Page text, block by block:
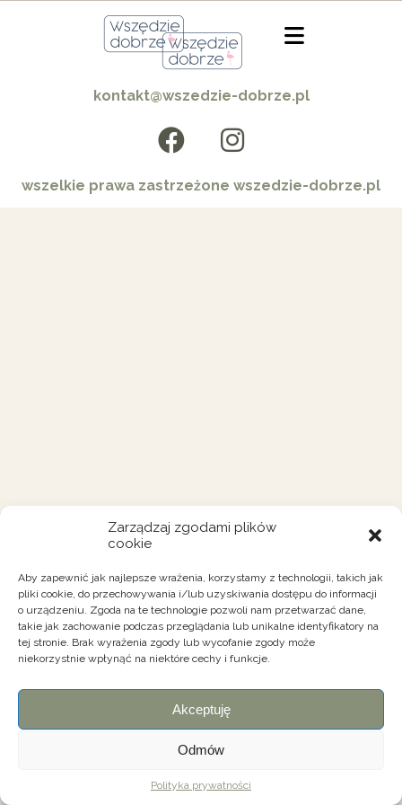
Zarządzaj zgodami plików
cookie
Aby zapewnić jak najlepsze wrażenia, korzystamy z technologii, takich jak
pliki cookie, do przechowywania i/lub uzyskiwania dostępu do informacji
o urządzeniu. Zgoda na te technologie pozwoli nam przetwarzać dane,
takie jak zachowanie podczas przeglądania lub unikalne identyfikatory na
tej stronie. Brak wyrażenia zgody lub wycofanie zgody może
niekorzystnie wpłynąć na niektóre cechy i funkcje.
Akceptuję
Odmów
Polityka prywatności
kontakt@wszedzie-dobrze.pl
wszelkie prawa zastrzeżone wszedzie-dobrze.pl